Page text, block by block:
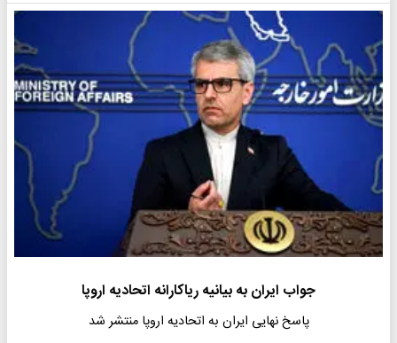
جواب ایران به بیانیه ریاکارانه اتحادیه اروپا
پاسخ نهایی ایران به اتحادیه اروپا منتشر شد